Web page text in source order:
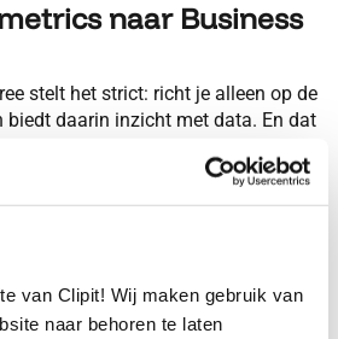
van Clipit! Wij maken gebruik van
naar behoren te laten
naar Business
stelt het strict: richt je alleen op de
biedt daarin inzicht met data. En dat
die antwoorden geven op
Richt hiervoor op maat
insights weergeven.